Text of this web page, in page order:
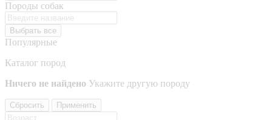
Породы собак
Выбрать все
Популярные
Каталог пород
Ничего не найдено Укажите другую породу
Сбросить Применить